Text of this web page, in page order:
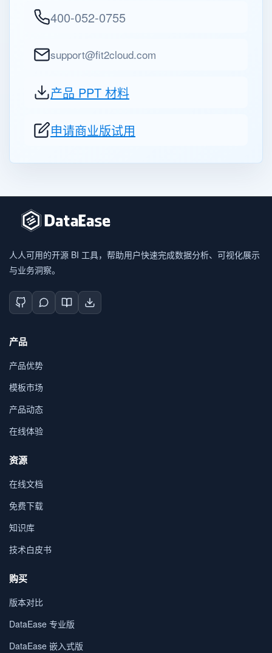
400-052-0755
support@fit2cloud.com
产品 PPT 材料
申请商业版试用
人人可用的开源 BI 工具，帮助用户快速完成数据分析、可视化展示
与业务洞察。
产品
产品优势
模板市场
产品动态
在线体验
资源
在线文档
免费下载
知识库
技术白皮书
购买
版本对比
DataEase 专业版
DataEase 嵌入式版